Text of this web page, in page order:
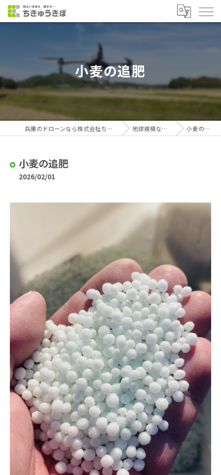
小麦の追肥
兵庫のドローンなら株式会社ちきゅうきぼ 地球規模なブログ 小麦の追肥
小麦の追肥
2026/02/01